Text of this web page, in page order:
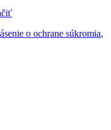
o ochrane súkromia,